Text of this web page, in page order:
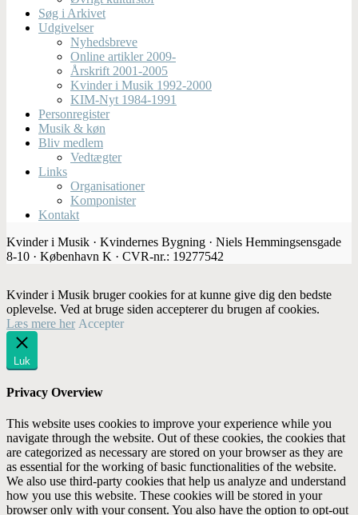
Søg i Arkivet
Udgivelser
Nyhedsbreve
Online artikler 2009-
Årskrift 2001-2005
Kvinder i Musik 1992-2000
KIM-Nyt 1984-1991
Personregister
Musik & køn
Bliv medlem
Vedtægter
Links
Organisationer
Komponister
Kontakt
Kvinder i Musik · Kvindernes Bygning · Niels Hemmingsensgade
8-10 · København K · CVR-nr.: 19277542
Kvinder i Musik bruger cookies for at kunne give dig den bedste
oplevelse. Ved at bruge siden accepterer du brugen af cookies.
Læs mere her Accepter
Luk
Privacy Overview
This website uses cookies to improve your experience while you
navigate through the website. Out of these cookies, the cookies that
are categorized as necessary are stored on your browser as they are
as essential for the working of basic functionalities of the website.
We also use third-party cookies that help us analyze and understand
how you use this website. These cookies will be stored in your
browser only with your consent. You also have the option to opt-out